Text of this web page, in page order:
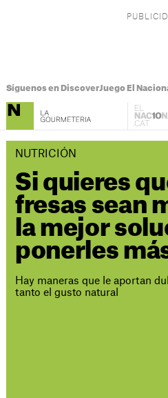
Síguenos en DiscoverJuego El
NUTRICIÓN
Si quieres
fresas sean
la mejor
ponerles
Hay maneras que le aportan
tanto el gusto natural